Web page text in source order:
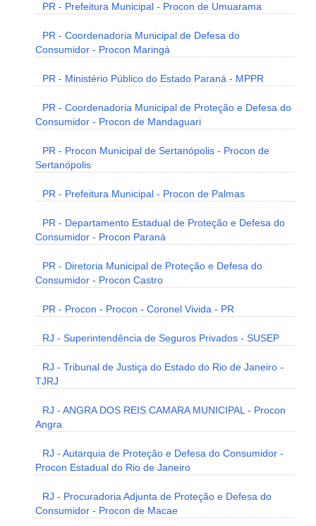
PR - Prefeitura Municipal - Procon de Umuarama
PR - Coordenadoria Municipal de Defesa do
Consumidor - Procon Maringá
PR - Ministério Público do Estado Paraná - MPPR
PR - Coordenadoria Municipal de Proteção e Defesa do
Consumidor - Procon de Mandaguari
PR - Procon Municipal de Sertanópolis - Procon de
Sertanópolis
PR - Prefeitura Municipal - Procon de Palmas
PR - Departamento Estadual de Proteção e Defesa do
Consumidor - Procon Paraná
PR - Diretoria Municipal de Proteção e Defesa do
Consumidor - Procon Castro
PR - Procon - Procon - Coronel Vivida - PR
RJ - Superintendência de Seguros Privados - SUSEP
RJ - Tribunal de Justiça do Estado do Rio de Janeiro -
TJRJ
RJ - ANGRA DOS REIS CAMARA MUNICIPAL - Procon
Angra
RJ - Autarquia de Proteção e Defesa do Consumidor -
Procon Estadual do Rio de Janeiro
RJ - Procuradoria Adjunta de Proteção e Defesa do
Consumidor - Procon de Macae